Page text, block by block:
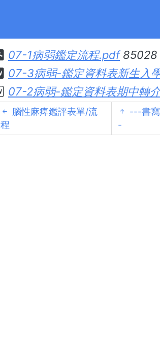
07-1病弱鑑定流程.pdf 85028
07-3病弱-鑑定資料表新生入
07-2病弱-鑑定資料表期中轉
腦性麻痺鑑評表單/流
程
---書
-